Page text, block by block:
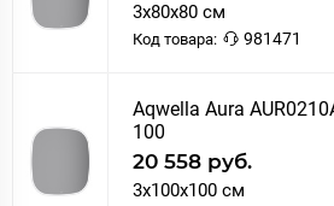
3x80x80 см
Код товара: 981471
Aqwella Aura
100
20 558 руб.
3x100x100 см